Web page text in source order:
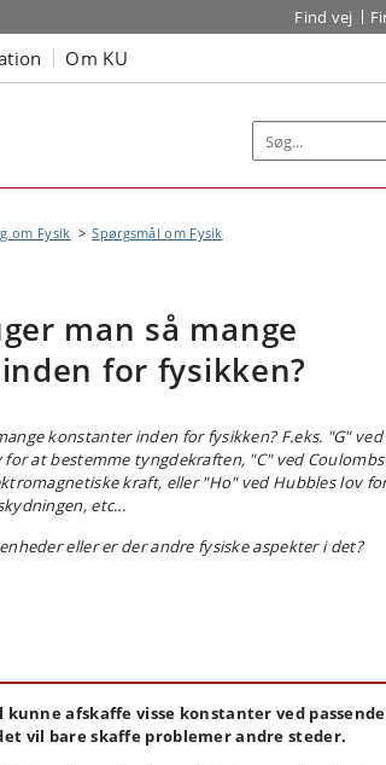
Find vej
Om KU
om Fysik
Spørgsmål om Fysik
man så mange
for fysikken?
konstanter inden for fysikken? F.eks. "G" ved
at bestemme tyngdekraften, "C" ved
kraft, eller "Ho" ved Hubbles lov
etc...
eller er der andre fysiske aspekter i det?
afskaffe visse konstanter ved passende
vil bare skaffe problemer andre steder.